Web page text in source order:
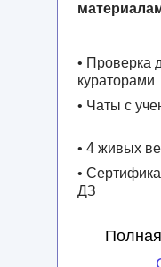
•
ДЗ
• 4 живых
• Чаты с
• Проверка
кураторами